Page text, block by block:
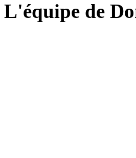
L'équipe de